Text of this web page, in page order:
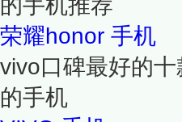
的手机推荐
荣耀honor 手机
vivo口碑最好的
的手机